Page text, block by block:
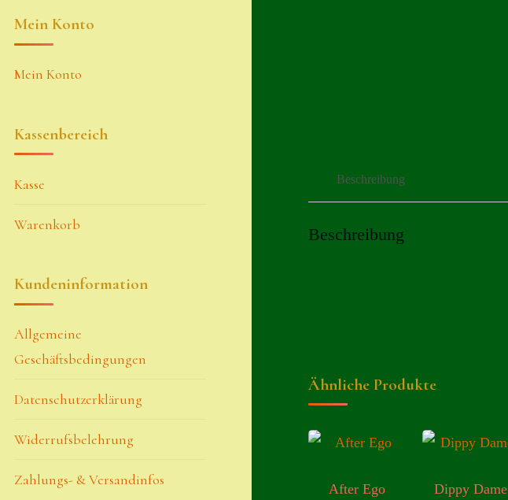
Beschreibung
Beschreibung
Ähnliche Produkte
After Ego Dippy Dame
Mein Konto
Mein Konto
Kassenbereich
Kasse
Warenkorb
Kundeninformation
Allgemeine
Geschäftsbedingungen
Datenschutzerklärung
Widerrufsbelehrung
Zahlungs- & Versandinfos